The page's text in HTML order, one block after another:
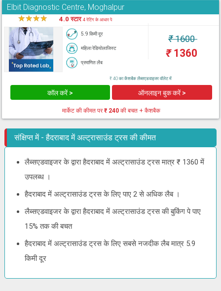
Elbit Diagnostic Centre, Moghalpur
★★★★ 4.0 स्टार4 रेटिंग के आधार पे
5.9 किमी दूर
महिला रेडियोलाजिस्ट
प्रमाणित लैब
₹1600
₹1360
₹ 40 का कैशबैक लैब्सएडवाइजर वॉलेट में
कॉल करें > ऑनलाइन बुक करें >
मार्केट की कीमत पर₹ 240की बचत + कैशबैक
संक्षिप्त में - हैदराबाद में अल्ट्रासाउंड ट्रस की कीमत
लैब्सएडवाइजर के द्वारा हैदराबाद में अल्ट्रासाउंड ट्रस मात्र ₹ 1360 में
उपलब्ध ।
हैदराबाद में अल्ट्रासाउंड ट्रस के लिए पाए 2 से अधिक लैब ।
लैब्सएडवाइजर के द्वारा हैदराबाद में अल्ट्रासाउंड ट्रस की बुकिंग पे पाए
15% तक की बचत
हैदराबाद में अल्ट्रासाउंड ट्रस के लिए सबसे नजदीक लैब मात्र 5.9
किमी दूर